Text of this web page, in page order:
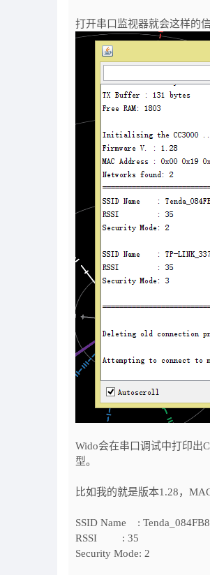
打开串口监视器就会这样的信
Wido会在串口调试中打印出
型。
比如我的就是版本1.28，
SSID Name : Tenda_084FB8
RSSI : 35
Security Mode: 2